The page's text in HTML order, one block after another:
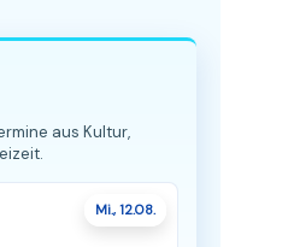
aus Kultur,
Mi., 12.08.